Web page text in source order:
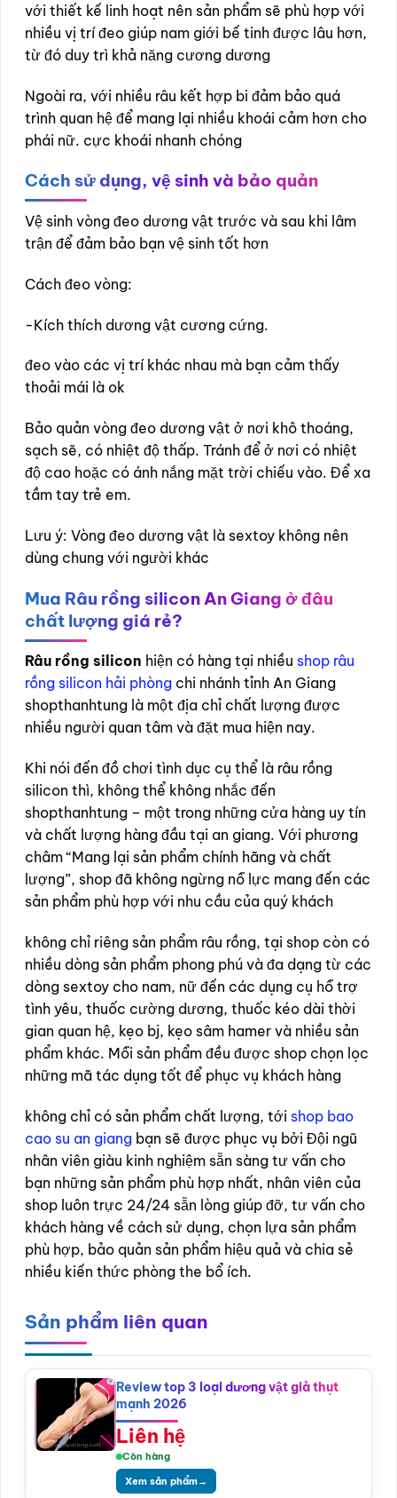
với thiết kế linh hoạt nên sản phẩm sẽ phù hợp với
nhiều vị trí đeo giúp nam giới bế tinh được lâu hơn,
từ đó duy trì khả năng cương dương
Ngoài ra, với nhiều râu kết hợp bi đảm bảo quá
trình quan hệ để mang lại nhiều khoái cảm hơn cho
phái nữ. cực khoái nhanh chóng
Cách sử dụng, vệ sinh và bảo quản
Vệ sinh vòng đeo dương vật trước và sau khi lâm
trận để đảm bảo bạn vệ sinh tốt hơn
Cách đeo vòng:
-Kích thích dương vật cương cứng.
đeo vào các vị trí khác nhau mà bạn cảm thấy
thoải mái là ok
Bảo quản vòng đeo dương vật ở nơi khô thoáng,
sạch sẽ, có nhiệt độ thấp. Tránh để ở nơi có nhiệt
độ cao hoặc có ánh nắng mặt trời chiếu vào. Để xa
tầm tay trẻ em.
Lưu ý: Vòng đeo dương vật là sextoy không nên
dùng chung với người khác
Mua Râu rồng silicon An Giang ở đâu
chất lượng giá rẻ?
Râu rồng silicon hiện có hàng tại nhiều shop râu
rồng silicon hải phòng chi nhánh tỉnh An Giang
shopthanhtung là một địa chỉ chất lượng được
nhiều người quan tâm và đặt mua hiện nay.
Khi nói đến đồ chơi tình dục cụ thể là râu rồng
silicon thì, không thể không nhắc đến
shopthanhtung – một trong những cửa hàng uy tín
và chất lượng hàng đầu tại an giang. Với phương
châm “Mang lại sản phẩm chính hãng và chất
lượng”, shop đã không ngừng nỗ lực mang đến các
sản phẩm phù hợp với nhu cầu của quý khách
không chỉ riêng sản phẩm râu rồng, tại shop còn có
nhiều dòng sản phẩm phong phú và đa dạng từ các
dòng sextoy cho nam, nữ đến các dụng cụ hỗ trợ
tình yêu, thuốc cường dương, thuốc kéo dài thời
gian quan hệ, kẹo bj, kẹo sâm hamer và nhiều sản
phẩm khác. Mỗi sản phẩm đều được shop chọn lọc
những mã tác dụng tốt để phục vụ khách hàng
không chỉ có sản phẩm chất lượng, tới shop bao
cao su an giang bạn sẽ được phục vụ bởi Đội ngũ
nhân viên giàu kinh nghiệm sẵn sàng tư vấn cho
bạn những sản phẩm phù hợp nhất, nhân viên của
shop luôn trực 24/24 sẵn lòng giúp đỡ, tư vấn cho
khách hàng về cách sử dụng, chọn lựa sản phẩm
phù hợp, bảo quản sản phẩm hiệu quả và chia sẻ
nhiều kiến thức phòng the bổ ích.
Sản phẩm liên quan
Review top 3 loại dương vật giả thụt
mạnh 2026
Liên hệ
Còn hàng
Xem sản phẩm→